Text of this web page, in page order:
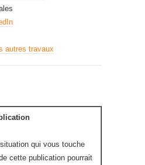
autres travaux
qui vous touche
cette publication pourrait